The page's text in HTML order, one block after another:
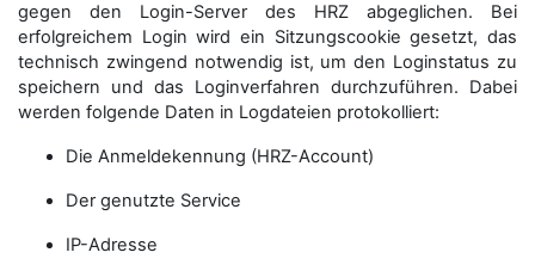
gegen den Login-Server des HRZ abgeglichen. Bei
erfolgreichem Login wird ein Sitzungscookie gesetzt, das
technisch zwingend notwendig ist, um den Loginstatus zu
speichern und das Loginverfahren durchzuführen. Dabei
werden folgende Daten in Logdateien protokolliert:
Die Anmeldekennung (HRZ-Account)
Der genutzte Service
IP-Adresse